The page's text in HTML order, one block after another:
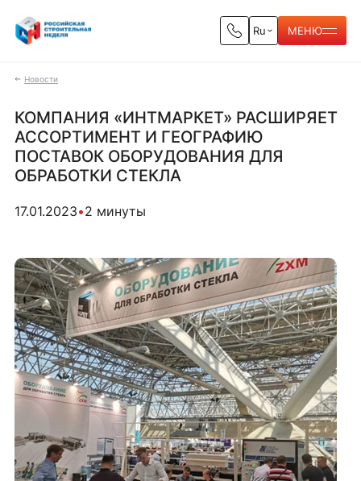
Ru МЕНЮ
Новости
КОМПАНИЯ «ИНТМАРКЕТ» РАСШИРЯЕТ
АССОРТИМЕНТ И ГЕОГРАФИЮ
ПОСТАВОК ОБОРУДОВАНИЯ ДЛЯ
ОБРАБОТКИ СТЕКЛА
17.01.2023•2 минуты